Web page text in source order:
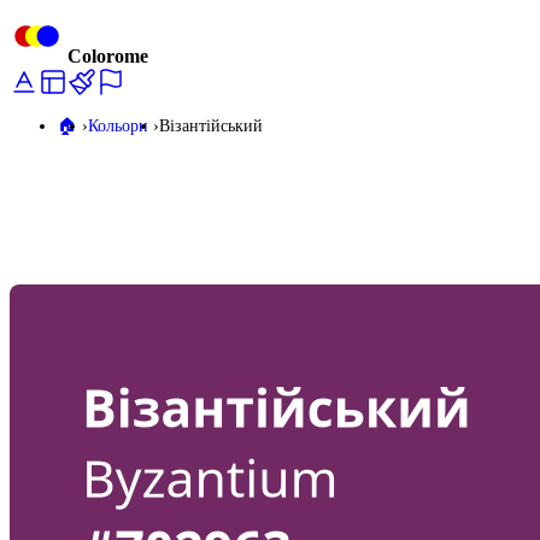
Colorome
🏠️ Кольори Візантійський